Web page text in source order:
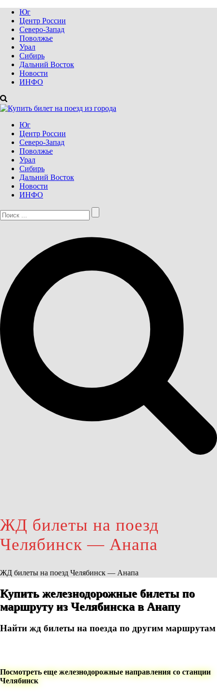
Юг
Центр России
Северо-Запад
Поволжье
Урал
Сибирь
Дальний Восток
Новости
ИНФО
Юг
Центр России
Северо-Запад
Поволжье
Урал
Сибирь
Дальний Восток
Новости
ИНФО
ЖД билеты на поезд
Челябинск — Анапа
ЖД билеты на поезд Челябинск — Анапа
Купить железнодорожные билеты по
маршруту из Челябинска в Анапу
Найти жд билеты на поезда по другим маршрутам
Посмотреть еще железнодорожные направления со станции
Челябинск